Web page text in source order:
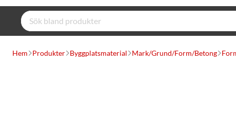
Hem Produkter Byggplatsmaterial Mark/Grund/Form/Betong